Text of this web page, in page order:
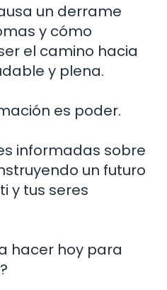
un derrame
y cómo
el camino hacia
y plena.
es poder.
informadas sobre
un futuro
y tus seres
hacer hoy para